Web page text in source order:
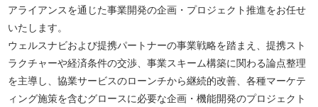
アライアンスを通じた事業開発の企画・プロジェクト推進をお任せ
いたします。
ウェルスナビおよび提携パートナーの事業戦略を踏まえ、提携スト
ラクチャーや経済条件の交渉、事業スキーム構築に関わる論点整理
を主導し、協業サービスのローンチから継続的改善、各種マーケテ
ィング施策を含むグロースに必要な企画・機能開発のプロジェクト